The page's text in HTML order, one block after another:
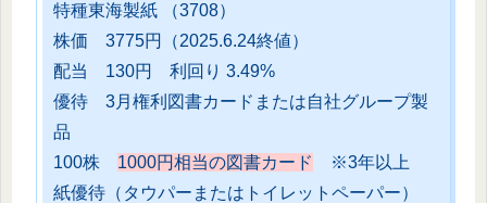
特種東海製紙 （3708）
株価 3775円（2025.6.24終値）
配当 130円 利回り 3.49%
優待 3月権利図書カードまたは自社グループ製
品
100株 1000円相当の図書カード
※3年以上
紙優待（タウパーまたはトイレットペーパー）